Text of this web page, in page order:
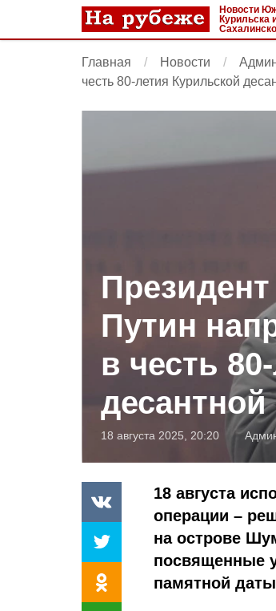
Новости
Курильска
Главная Новости
честь 80-летия Курильской
Путин
в честь
18 августа 2025, 20:20
18 августа
операции –
на острове
посвященные
памятной